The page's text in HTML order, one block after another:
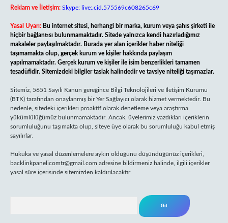
Reklam ve İletişim: Skype: live:.cid.575569c608265c69
Yasal Uyarı: Bu internet sitesi, herhangi bir marka, kurum veya şahıs şirketi ile
hiçbir bağlantısı bulunmamaktadır. Sitede yalnızca kendi hazırladığımız
makaleler paylaşılmaktadır. Burada yer alan içerikler haber niteliği
taşımamakta olup, gerçek kurum ve kişiler hakkında paylaşım
yapılmamaktadır. Gerçek kurum ve kişiler ile isim benzerlikleri tamamen
tesadüfidir. Sitemizdeki bilgiler taslak halindedir ve tavsiye niteliği taşımazlar.
Sitemiz, 5651 Sayılı Kanun gereğince Bilgi Teknolojileri ve İletişim Kurumu
(BTK) tarafından onaylanmış bir Yer Sağlayıcı olarak hizmet vermektedir. Bu
nedenle, sitedeki içerikleri proaktif olarak denetleme veya araştırma
yükümlülüğümüz bulunmamaktadır. Ancak, üyelerimiz yazdıkları içeriklerin
sorumluluğunu taşımakta olup, siteye üye olarak bu sorumluluğu kabul etmiş
sayılırlar.
Hukuka ve yasal düzenlemelere aykırı olduğunu düşündüğünüz içerikleri,
backlinkpanelicomtr@gmail.com adresine bildirmeniz halinde, ilgili içerikler
yasal süre içerisinde sitemizden kaldırılacaktır.